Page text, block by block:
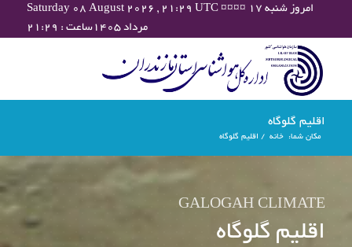
Saturday 08 August 2026 , 21:29 UTC ¤¤¤¤ امروز شنبه ۱۷
مرداد ۱۴۰۵ساعت : ۲۱:۲۹
اقلیم گلوگاه
مکان شما: خانه / اقلیم گلوگاه
GALOGAH CLIMATE
اقلیم گلوگاه